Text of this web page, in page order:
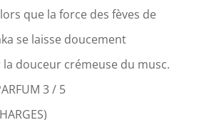
que la force des fèves de
se laisse doucement
douceur crémeuse du musc.
3 / 5